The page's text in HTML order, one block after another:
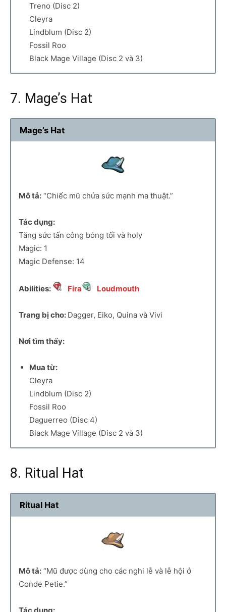
Treno (Disc 2)
Cleyra
Lindblum (Disc 2)
Fossil Roo
Black Mage Village (Disc 2 và 3)
7. Mage’s Hat
Mage’s Hat
Mô tả: “Chiếc mũ chứa sức mạnh ma thuật.”
Tác dụng:
Tăng sức tấn công bóng tối và holy
Magic: 1
Magic Defense: 14
Abilities: Fira Loudmouth
Trang bị cho: Dagger, Eiko, Quina và Vivi
Nơi tìm thấy:
Mua từ:
Cleyra
Lindblum (Disc 2)
Fossil Roo
Daguerreo (Disc 4)
Black Mage Village (Disc 2 và 3)
8. Ritual Hat
Ritual Hat
Mô tả: “Mũ được dùng cho các nghi lễ và lễ hội ở
Conde Petie.”
Tác dụng: